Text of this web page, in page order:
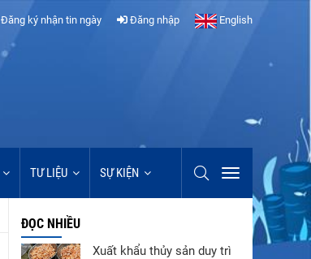
Đăng ký nhận tin ngày Đăng nhập English
TƯ LIỆU SỰ KIỆN
ĐỌC NHIỀU
Xuất khẩu thủy sản duy trì